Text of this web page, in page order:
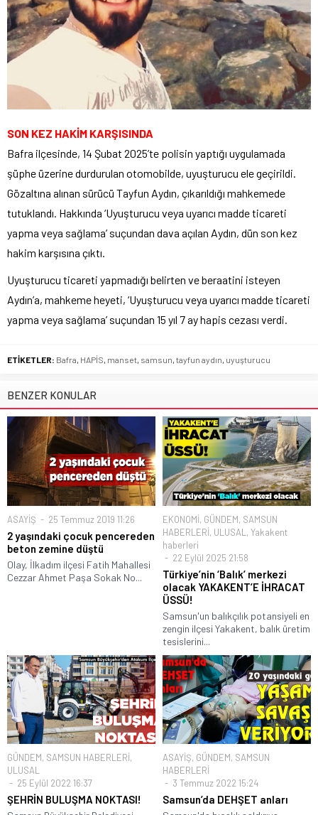
SON KEZ HAKİM KARŞISINDA
Bafra ilçesinde, 14 Şubat 2025’te polisin yaptığı uygulamada
şüphe üzerine durdurulan otomobilde, uyuşturucu ele geçirildi.
Gözaltına alınan sürücü Tayfun Aydın, çıkarıldığı mahkemede
tutuklandı. Hakkında ‘Uyuşturucu veya uyarıcı madde ticareti
yapma veya sağlama’ suçundan dava açılan Aydın, dün son kez
hakim karşısına çıktı.
Uyuşturucu ticareti yapmadığı belirten ve beraatini isteyen
Aydın’a, mahkeme heyeti, ‘Uyuşturucu veya uyarıcı madde ticareti
yapma veya sağlama’ suçundan 15 yıl 7 ay hapis cezası verdi.
ETİKETLER: Bafra, HAPİS, manset, samsun, tayfun aydın, uyuşturucu
BENZER KONULAR
ASAYİŞ 25 Temmuz 2019 11:26
2 yaşındaki çocuk pencereden
beton zemine düştü
Olay, İlkadım ilçesi Fatih Mahallesi
Cezzar Ahmet Paşa Sokak No...
EKONOMİ, GÜNDEM, SAMSUN
HABERLERİ, ULUSAL , Yakakent
haberleri
22 Eylül 2025 21:58
Türkiye’nin ‘Balık’ merkezi
olacak YAKAKENT’E İHRACAT
ÜSSÜ!
Samsun'un balıkçılık potansiyeli en
zengin ilçesi Yakakent, balık üretim
tesislerini...
GÜNDEM, SAMSUN HABERLERİ,
ULUSAL
25 Eylül 2022 16:37
ŞEHRİN BULUŞMA NOKTASI!
ASAYİŞ, GÜNDEM, SAMSUN
HABERLERİ
3 Temmuz 2022 15:24
Samsun’da DEHŞET anları